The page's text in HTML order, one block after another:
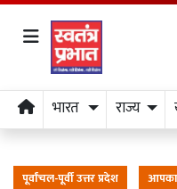
भारत राज्य
पूर्वांचल-पूर्वी उत्तर प्रदेश